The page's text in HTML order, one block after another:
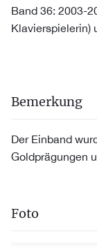
Band 36: 2003-
Klavierspielerin)
Bemerkung
Der Einband
Goldprägungen
Foto